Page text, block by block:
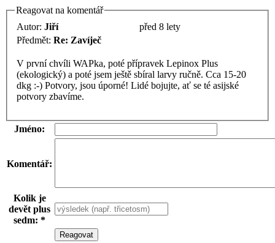
Reagovat na komentář
Autor: Jiří
před 8 lety
Předmět: Re: Zavíječ
V první chvíli WAPka, poté přípravek Lepinox Plus
(ekologický) a poté jsem ještě sbíral larvy ručně. Cca 15-20
dkg :-) Potvory, jsou úporné! Lidé bojujte, ať se té asijské
potvory zbavíme.
Jméno:
Komentář:
Kolik je
devět plus
sedm: *